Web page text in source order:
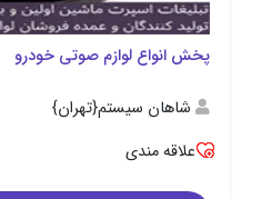
پخش انواع لوازم صوتی خودرو
شاهان سیستم{تهران}
علاقه مندی